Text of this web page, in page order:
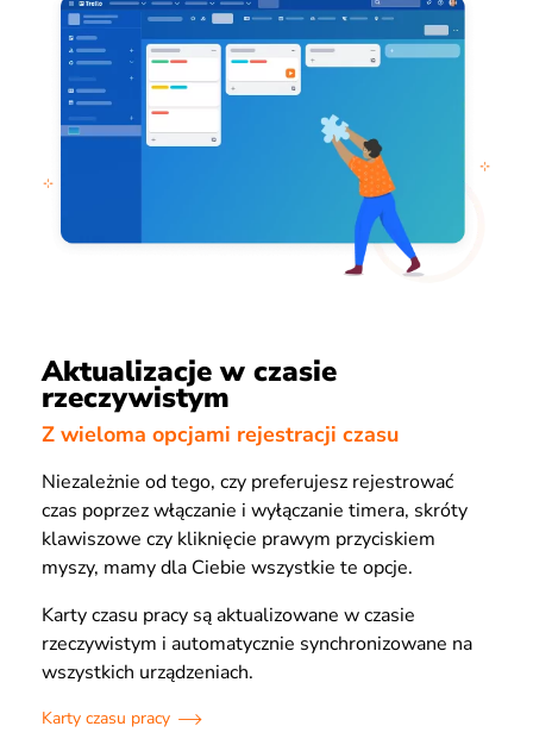
Aktualizacje w czasie
rzeczywistym
Z wieloma opcjami rejestracji czasu
Niezależnie od tego, czy preferujesz rejestrować
czas poprzez włączanie i wyłączanie timera, skróty
klawiszowe czy kliknięcie prawym przyciskiem
myszy, mamy dla Ciebie wszystkie te opcje.
Karty czasu pracy są aktualizowane w czasie
rzeczywistym i automatycznie synchronizowane na
wszystkich urządzeniach.
Karty czasu pracy